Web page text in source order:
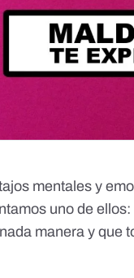
mentales y
uno de ellos:
manera y que